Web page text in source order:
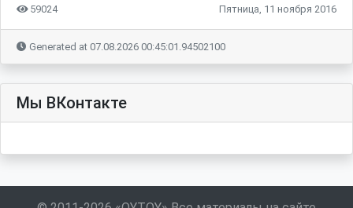
59024 Пятница, 11 ноября 2016
Generated at 07.08.2026 00:45:01.94502100
Мы ВКонтакте